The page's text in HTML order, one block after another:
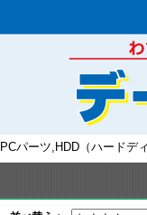
PCパーツ,HDD（ハードデ